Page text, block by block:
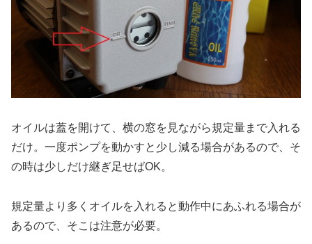
オイルは蓋を開けて、横の窓を見ながら規定量まで入れる
だけ。一度ポンプを動かすと少し減る場合があるので、そ
の時は少しだけ継ぎ足せばOK。
規定量より多くオイルを入れると動作中にあふれる場合が
あるので、そこは注意が必要。